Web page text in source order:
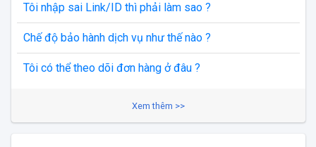
Tôi nhập sai Link/ID thì phải làm sao ?
Chế độ bảo hành dịch vụ như thế nào ?
Tôi có thể theo dõi đơn hàng ở đâu ?
Xem thêm >>